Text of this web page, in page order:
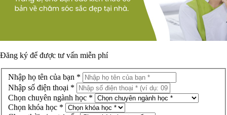
Đăng ký để được tư vấn miễn phí
Nhập họ tên của bạn *
Nhập số điện thoại *
Chọn chuyên ngành học *
Chọn khóa học *